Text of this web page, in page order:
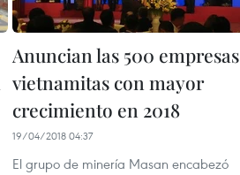
Anuncian las 500 empresas
vietnamitas con mayor
crecimiento en 2018
19/04/2018 04:37
El grupo de minería Masan encabezó